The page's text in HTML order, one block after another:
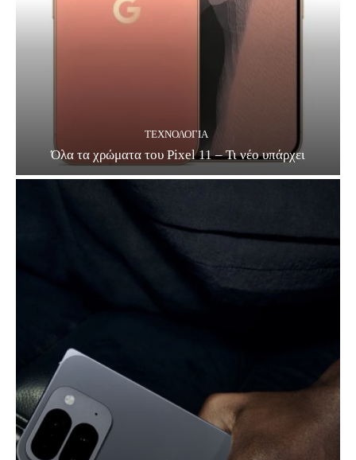
ΤΕΧΝΟΛΟΓΊΑ
Όλα τα χρώματα του Pixel 11 – Τι νέο υπάρχει